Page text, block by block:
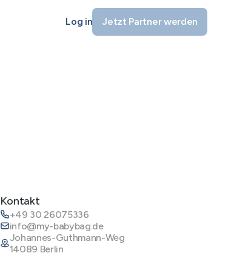
Log in Jetzt Partner werden
Kontakt
+49 30 26075336
info@my-babybag.de
Johannes-Guthmann-Weg
14089 Berlin